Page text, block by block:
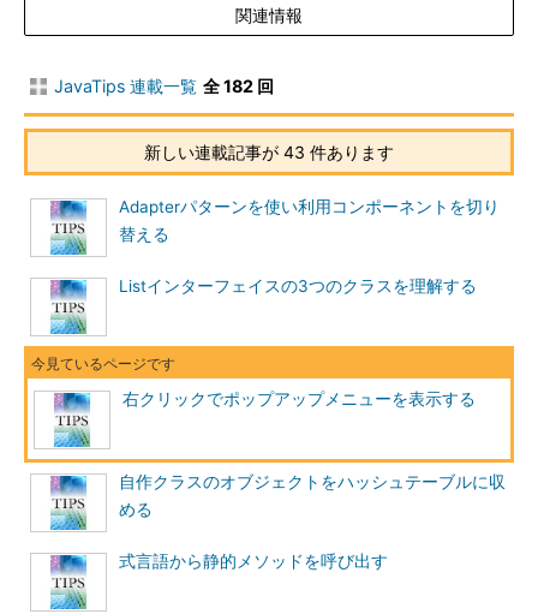
関連情報
JavaTips 連載一覧 全 182 回
新しい連載記事が 43 件あります
Adapterパターンを使い利用コンポーネントを切り
替える
Listインターフェイスの3つのクラスを理解する
右クリックでポップアップメニューを表示する
自作クラスのオブジェクトをハッシュテーブルに収
める
式言語から静的メソッドを呼び出す